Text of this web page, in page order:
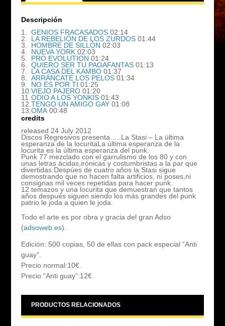
Descripción
1.
GENIOS FRACASADOS 02:14
2.
LA REBELIÓN DE LOS ZURDOS 01:44
3.
HOMBRE DE SILLÓN 02:03
4.
NUEVA YORK 02:03
5.
PRO EVOLUTION 01:24
6.
QUIERO SER TU PAGAFANTAS 01:13
7.
LA CASA DEL KAMBO 01:37
8.
ARRÁNCATE LOS PELOS 01:34
9.
NO ES POR TI 01:25
10.VIEJO PAJERO 01:20
11. ODIO A LOS YONKIS 01:43
12.TENGO UN AMIGO GAY 01:08
13.OMA 00:48
credits
released 24 July 2012
Discos Regresivos presenta…..La Stasi – La última
esperanza de la locuritaLa última esperanza de la
locurita es la última esperanza del punk.
Punk 77 mezclado con el garrulismo de los 80 y con
unas letras ácidas,irónicas y costumbristas a la par que
divertidas.Despúes de cuatro años la Stasi sigue
demostrando que no hacen falta artificios, ni poses,ni
consignas mil veces repetidas para hacer punk.
12 temazos y una locurita que demuestran que tantos
años después siguen siendo los más grandes del punk
patrio le joda a quien le joda.
Todo el arte es por obra y gracia del gran Adso
(adsoweb.es).
Edición: 500 copias, 50 de ellas con pack especial “Anti
guay”.
Precio normal:10€.
Precio “Anti guay”:12€.
PRODUCTOS RELACIONADOS